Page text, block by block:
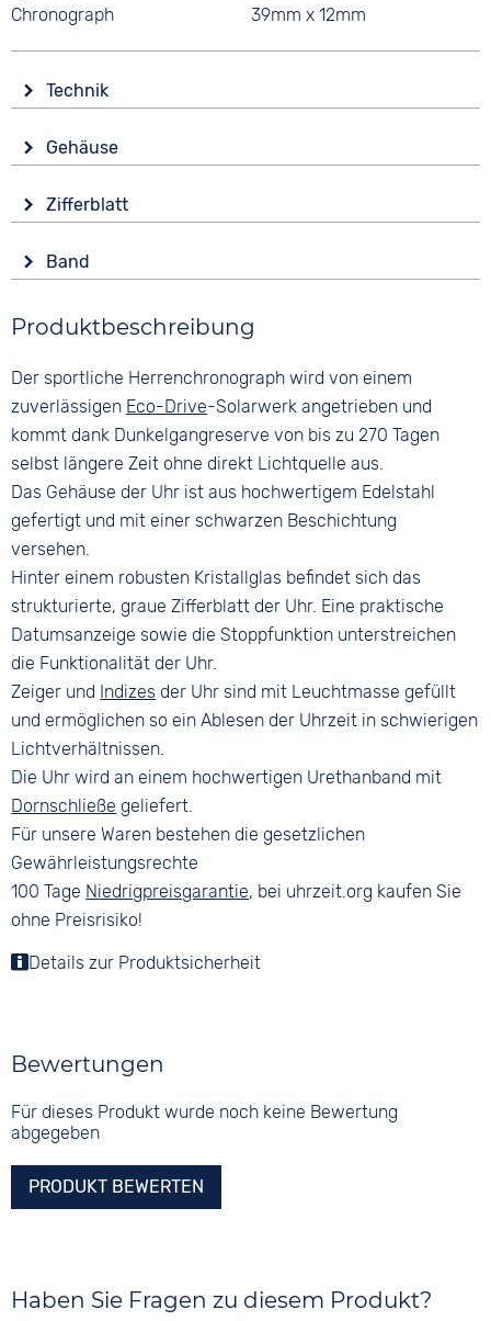
Chronograph
39mm x 12mm
Technik
Solar
Funktionen
Countdown
Leuchtzeiger / -ziffern
Wasserdicht
Gehäuse
Mineralglas
Form
Rund
Material
Farbe
Schwarz
Zifferblatt
Analog
Anthrazit
Ziffern
Keine
Band
Anthrazit
Material
Kunststoff
Bandschließe
Dornschließe
Produktbeschreibung
Der sportliche Herrenchronograph wird von einem
zuverlässigen Eco-Drive-Solarwerk angetrieben und
kommt dank Dunkelgangreserve von bis zu 270 Tagen
selbst längere Zeit ohne direkt Lichtquelle aus.
Das Gehäuse der Uhr ist aus hochwertigem Edelstahl
gefertigt und mit einer schwarzen Beschichtung
versehen.
Hinter einem robusten Kristallglas befindet sich das
strukturierte, graue Zifferblatt der Uhr. Eine praktische
Datumsanzeige sowie die Stoppfunktion unterstreichen
die Funktionalität der Uhr.
Zeiger und Indizes der Uhr sind mit Leuchtmasse gefüllt
und ermöglichen so ein Ablesen der Uhrzeit in schwierigen
Lichtverhältnissen.
Die Uhr wird an einem hochwertigen Urethanband mit
Dornschließe geliefert.
Für unsere Waren bestehen die gesetzlichen
Gewährleistungsrechte
100 Tage Niedrigpreisgarantie, bei uhrzeit.org kaufen Sie
ohne Preisrisiko!
Details zur Produktsicherheit
Bewertungen
Für dieses Produkt wurde noch keine Bewertung
abgegeben
PRODUKT BEWERTEN
Haben Sie Fragen zu diesem Produkt?